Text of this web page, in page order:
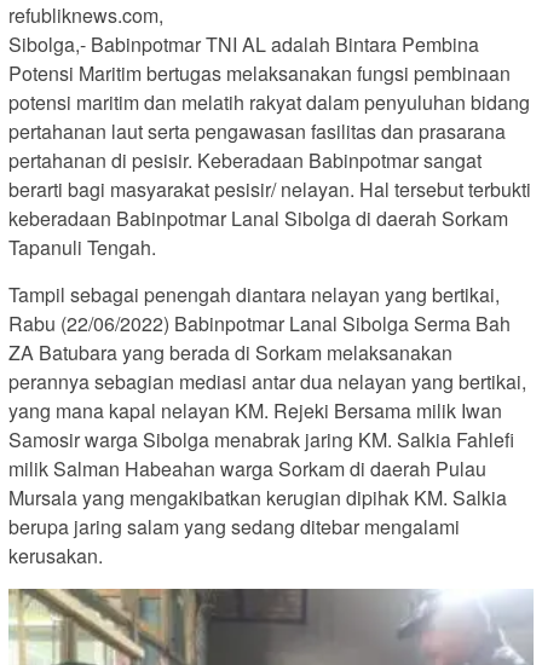
refubliknews.com,
Sibolga,- Babinpotmar TNI AL adalah Bintara Pembina
Potensi Maritim bertugas melaksanakan fungsi pembinaan
potensi maritim dan melatih rakyat dalam penyuluhan bidang
pertahanan laut serta pengawasan fasilitas dan prasarana
pertahanan di pesisir. Keberadaan Babinpotmar sangat
berarti bagi masyarakat pesisir/ nelayan. Hal tersebut terbukti
keberadaan Babinpotmar Lanal Sibolga di daerah Sorkam
Tapanuli Tengah.
Tampil sebagai penengah diantara nelayan yang bertikai,
Rabu (22/06/2022) Babinpotmar Lanal Sibolga Serma Bah
ZA Batubara yang berada di Sorkam melaksanakan
perannya sebagian mediasi antar dua nelayan yang bertikai,
yang mana kapal nelayan KM. Rejeki Bersama milik Iwan
Samosir warga Sibolga menabrak jaring KM. Salkia Fahlefi
milik Salman Habeahan warga Sorkam di daerah Pulau
Mursala yang mengakibatkan kerugian dipihak KM. Salkia
berupa jaring salam yang sedang ditebar mengalami
kerusakan.